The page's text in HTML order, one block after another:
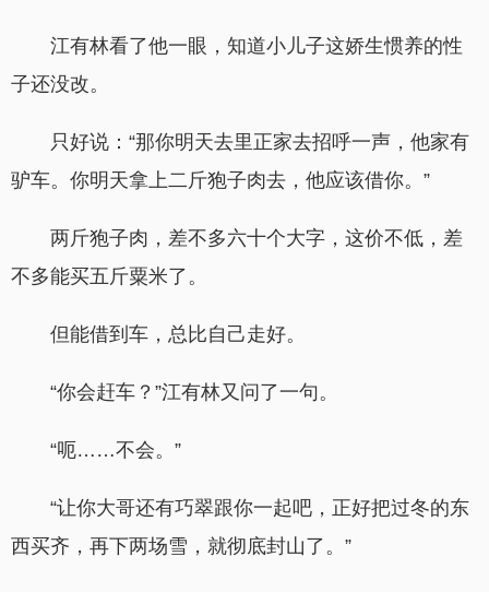
江有林看了他一眼，知道小儿子这娇生惯养的性
子还没改。
只好说：“那你明天去里正家去招呼一声，他家有
驴车。你明天拿上二斤狍子肉去，他应该借你。”
两斤狍子肉，差不多六十个大字，这价不低，差
不多能买五斤粟米了。
但能借到车，总比自己走好。
“你会赶车？”江有林又问了一句。
“呃……不会。”
“让你大哥还有巧翠跟你一起吧，正好把过冬的东
西买齐，再下两场雪，就彻底封山了。”